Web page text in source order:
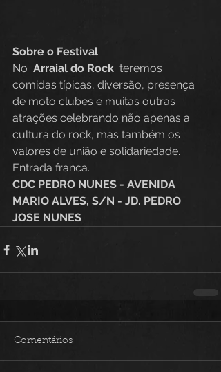
Sobre o Festival
No Arraial do Rock teremos
comidas típicas, diversão, presença
de moto clubes e muitas outras
atrações celebrando não apenas a
cultura do rock, mas também os
valores de união e solidariedade.
Entrada franca.
CDC PEDRO NUNES - AVENIDA
MARIO ALVES, S/N - JD. PEDRO
JOSE NUNES
Comentários